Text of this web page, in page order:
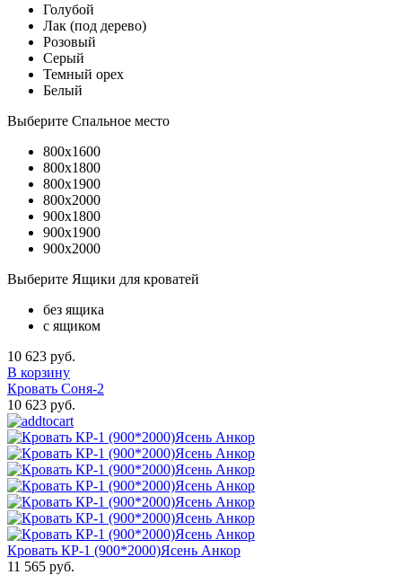
Голубой
Лак (под дерево)
Розовый
Серый
Темный орех
Белый
Выберите Спальное место
800x1600
800x1800
800x1900
800x2000
900x1800
900x1900
900x2000
Выберите Ящики для кроватей
без ящика
с ящиком
10 623 руб.
В корзину
Кровать Соня-2
10 623 руб.
Кровать КР-1 (900*2000)Ясень Анкор
11 565 руб.